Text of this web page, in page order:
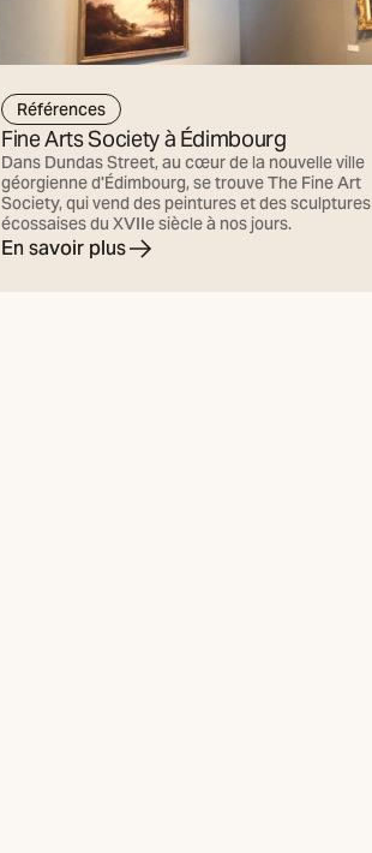
Références
Fine Arts Society à Édimbourg
Dans Dundas Street, au cœur de la nouvelle ville
géorgienne d'Édimbourg, se trouve The Fine Art
Society, qui vend des peintures et des sculptures
écossaises du XVIIe siècle à nos jours.
En savoir plus